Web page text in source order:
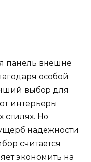
панель внешне
особой
выбор для
интерьеры
стилях. Но
надежности
считается
экономить на